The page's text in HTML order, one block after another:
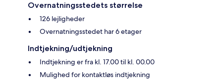
Overnatningsstedets størrelse
126 lejligheder
Overnatningsstedet har 6 etager
Indtjekning/udtjekning
Indtjekning er fra kl. 17.00 til kl. 00.00
Mulighed for kontaktløs indtjekning